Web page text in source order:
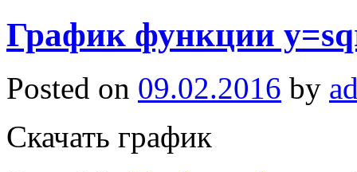
График функции
Posted on 09.02.2016 by
Скачать график